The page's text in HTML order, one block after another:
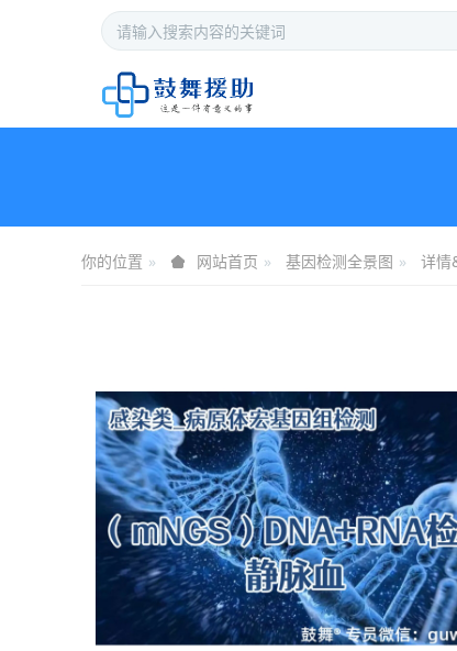
你的位置 网站首页 基因检测全景图 详情